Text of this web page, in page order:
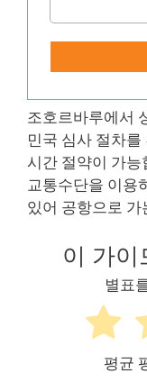
조호르바루에서
민국 심사 절차
시간 절약이 가
교통수단을 이용
있어 공항으로
이 가이
별표
평균